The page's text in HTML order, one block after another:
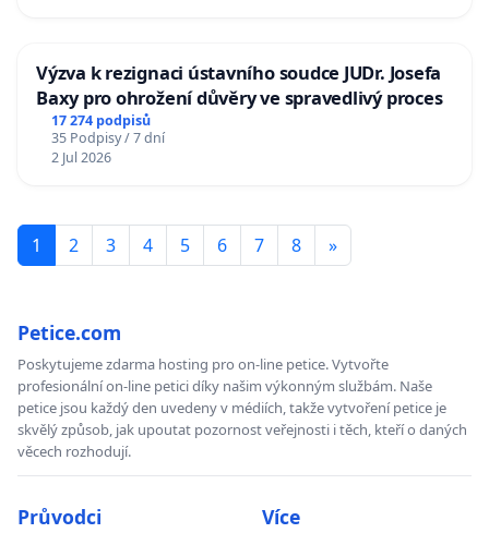
Výzva k rezignaci ústavního soudce JUDr. Josefa
Baxy pro ohrožení důvěry ve spravedlivý proces
17 274 podpisů
35 Podpisy / 7 dní
2 Jul 2026
1 2 3 4 5 6 7 8 »
Petice.com
Poskytujeme zdarma hosting pro on-line petice. Vytvořte
profesionální on-line petici díky našim výkonným službám. Naše
petice jsou každý den uvedeny v médiích, takže vytvoření petice je
skvělý způsob, jak upoutat pozornost veřejnosti i těch, kteří o daných
věcech rozhodují.
Průvodci Více